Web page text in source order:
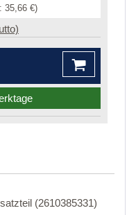
35,66 €)
(2610385331)